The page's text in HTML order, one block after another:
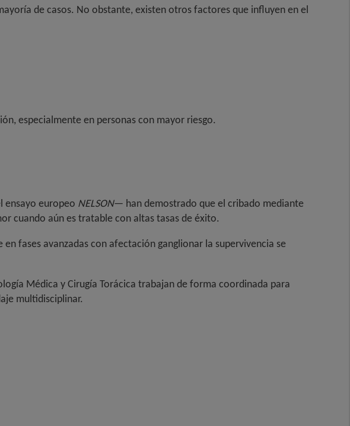
de casos. No obstante, existen otros factores que influyen en el
especialmente en personas con mayor riesgo.
ensayo europeo NELSON— han demostrado que el cribado mediante
cuando aún es tratable con altas tasas de éxito.
en fases avanzadas con afectación ganglionar la supervivencia se
Médica y Cirugía Torácica trabajan de forma coordinada para
multidisciplinar.